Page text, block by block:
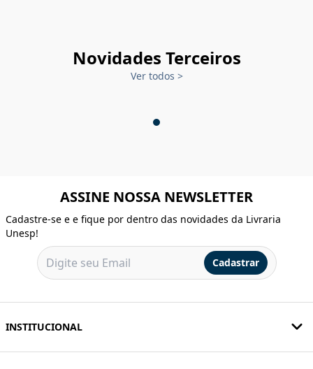
Novidades Terceiros
Ver todos >
ASSINE NOSSA NEWSLETTER
Cadastre-se e e fique por dentro das novidades da Livraria
Unesp!
Cadastrar
INSTITUCIONAL